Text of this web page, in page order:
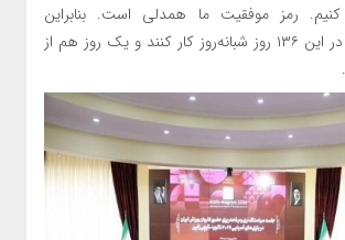
رمز موفقیت ما همدلی است. بنابراین
فدراسیون ها باید در این ۱۳۶ روز شبانه‌روز کار کنند و یک روز هم از